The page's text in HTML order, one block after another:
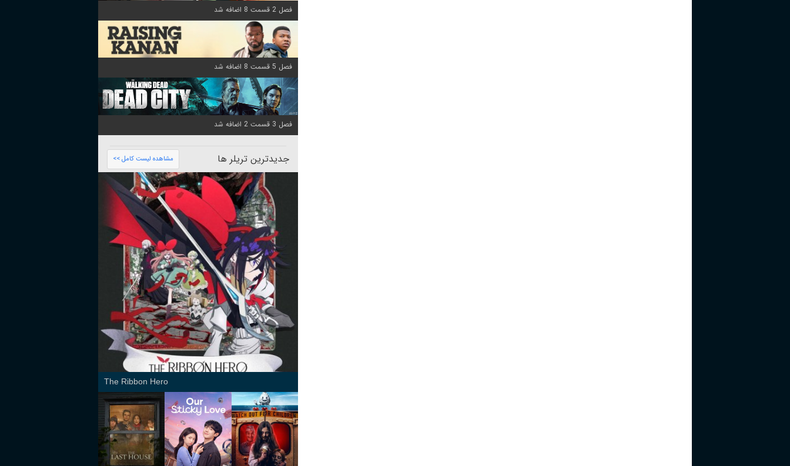
فصل 2 قسمت 8 اضافه شد
فصل 5 قسمت 8 اضافه شد
فصل 3 قسمت 2 اضافه شد
جدیدترین تریلر ها مشاهده لیست کامل >>
The Ribbon Hero